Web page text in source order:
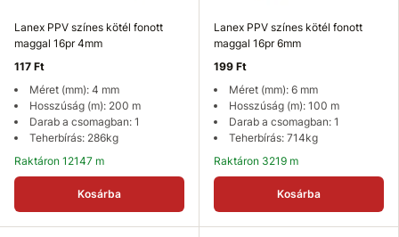
Lanex PPV színes kötél fonott
maggal 16pr 4mm
117 Ft
Méret (mm): 4 mm
Hosszúság (m): 200 m
Darab a csomagban: 1
Teherbírás: 286kg
Raktáron 12147 m
Kosárba
Lanex PPV színes kötél fonott
maggal 16pr 6mm
199 Ft
Méret (mm): 6 mm
Hosszúság (m): 100 m
Darab a csomagban: 1
Teherbírás: 714kg
Raktáron 3219 m
Kosárba